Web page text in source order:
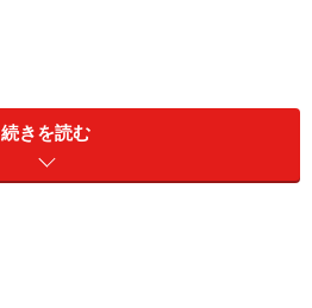
続きを読む